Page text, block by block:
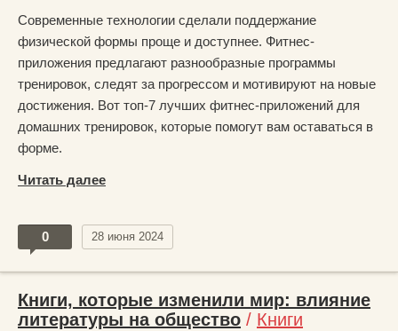
Современные технологии сделали поддержание
физической формы проще и доступнее. Фитнес-
приложения предлагают разнообразные программы
тренировок, следят за прогрессом и мотивируют на новые
достижения. Вот топ-7 лучших фитнес-приложений для
домашних тренировок, которые помогут вам оставаться в
форме.
Читать далее
0 28 июня 2024
Книги, которые изменили мир: влияние
литературы на общество / Книги